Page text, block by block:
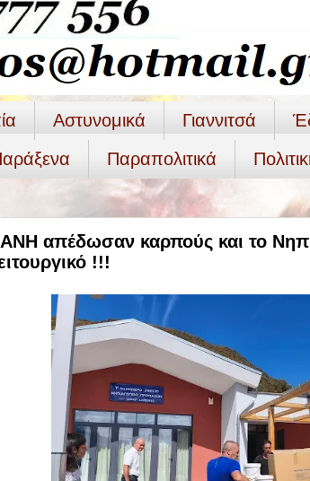
Αστυνομικά Γιαννιτσά
Παραπολιτικά
απέδωσαν καρπούς και το
!!!